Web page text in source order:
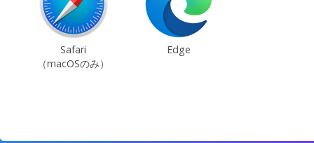
Safari
（macOSのみ）
Edge